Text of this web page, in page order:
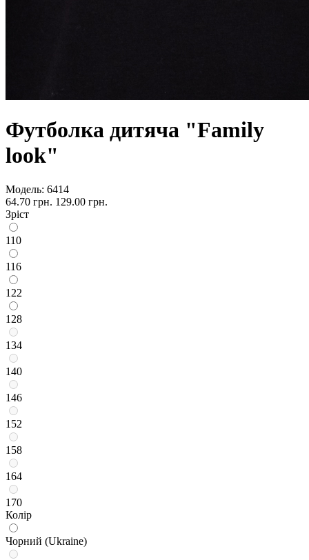
Футболка дитяча "Family
look"
Модель: 6414
64.70 грн. 129.00 грн.
Зріст
110
116
122
128
134
140
146
152
158
164
170
Колір
Чорний (Ukraine)